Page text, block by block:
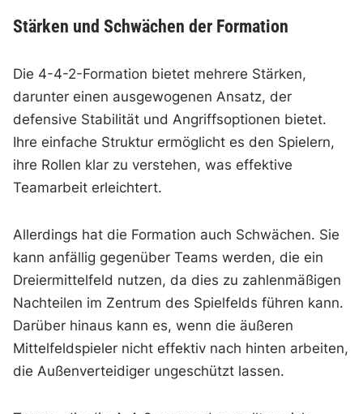
Stärken und Schwächen der Formation
Die 4-4-2-Formation bietet mehrere Stärken,
darunter einen ausgewogenen Ansatz, der
defensive Stabilität und Angriffsoptionen bietet.
Ihre einfache Struktur ermöglicht es den Spielern,
ihre Rollen klar zu verstehen, was effektive
Teamarbeit erleichtert.
Allerdings hat die Formation auch Schwächen. Sie
kann anfällig gegenüber Teams werden, die ein
Dreiermittelfeld nutzen, da dies zu zahlenmäßigen
Nachteilen im Zentrum des Spielfelds führen kann.
Darüber hinaus kann es, wenn die äußeren
Mittelfeldspieler nicht effektiv nach hinten arbeiten,
die Außenverteidiger ungeschützt lassen.